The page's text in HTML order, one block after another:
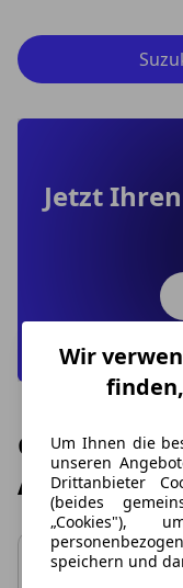
Jetzt
Günstige
Angebote
Wir
Um Ihnen die
unseren
Drittanbieter
(beides
„Cookies"),
speichern und